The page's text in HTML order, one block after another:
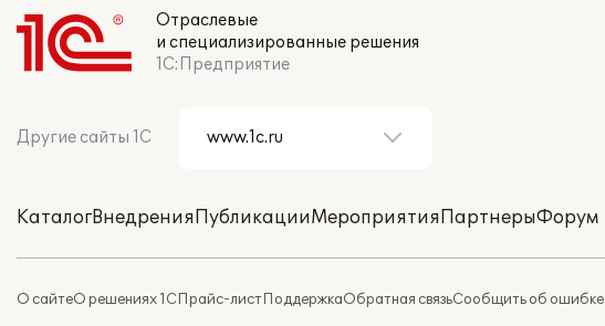
Отраслевые
и специализированные решения
1С:Предприятие
Другие сайты 1С
КаталогВнедренияПубликацииМероприятияПартнерыФорум
О сайтеО решениях 1СПрайс-листПоддержкаОбратная связьСообщить об ошибке